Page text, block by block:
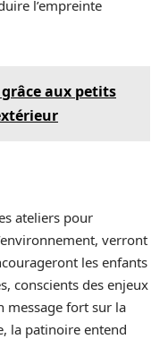
l’empreinte
grâce aux petits
ateliers pour
verront
les enfants
conscients des enjeux
message fort sur la
la patinoire entend